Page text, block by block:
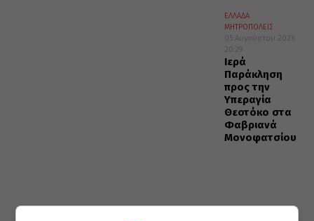
ΕΛΛΑΔΑ
ΜΗΤΡΟΠΟΛΕΙΣ
05 Αυγούστου 2026
20:29
Ιερά
Παράκληση
προς την
Υπεραγία
Θεοτόκο στα
Φαβριανά
Μονοφατσίου